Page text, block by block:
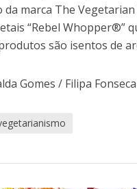
da marca The
“Rebel Whopper®”
são isentos de
Gomes / Filipa